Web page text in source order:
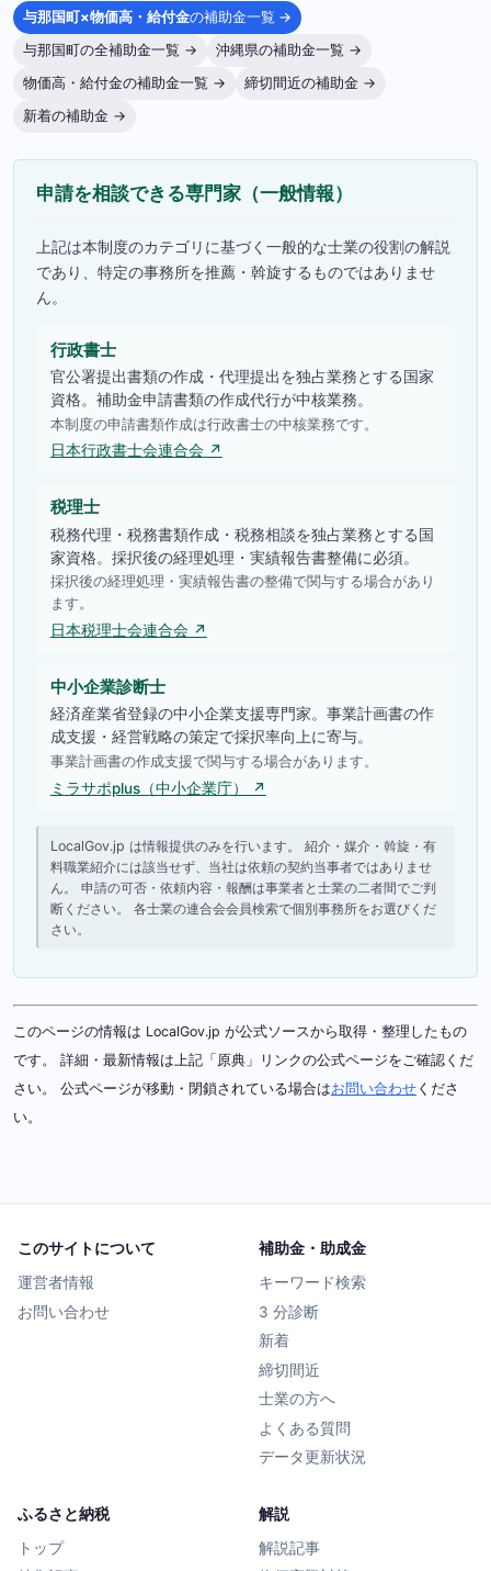
与那国町×物価高・給付金の補助金一覧 →
与那国町の全補助金一覧 →
沖縄県の補助金一覧 →
物価高・給付金の補助金一覧 →
締切間近の補助金 →
新着の補助金 →
申請を相談できる専門家（一般情報）
上記は本制度のカテゴリに基づく一般的な士業の役割の解説
であり、特定の事務所を推薦・斡旋するものではありませ
ん。
行政書士
官公署提出書類の作成・代理提出を独占業務とする国家
資格。補助金申請書類の作成代行が中核業務。
本制度の申請書類作成は行政書士の中核業務です。
日本行政書士会連合会 ↗
税理士
税務代理・税務書類作成・税務相談を独占業務とする国
家資格。採択後の経理処理・実績報告書整備に必須。
採択後の経理処理・実績報告書の整備で関与する場合があり
ます。
日本税理士会連合会 ↗
中小企業診断士
経済産業省登録の中小企業支援専門家。事業計画書の作
成支援・経営戦略の策定で採択率向上に寄与。
事業計画書の作成支援で関与する場合があります。
ミラサポplus（中小企業庁） ↗
LocalGov.jp は情報提供のみを行います。 紹介・媒介・斡旋・有
料職業紹介には該当せず、当社は依頼の契約当事者ではありませ
ん。 申請の可否・依頼内容・報酬は事業者と士業の二者間でご判
断ください。 各士業の連合会会員検索で個別事務所をお選びくだ
さい。
このページの情報は LocalGov.jp が公式ソースから取得・整理したもの
です。 詳細・最新情報は上記「原典」リンクの公式ページをご確認くだ
さい。 公式ページが移動・閉鎖されている場合はお問い合わせ くださ
い。
このサイトについて
運営者情報
お問い合わせ
補助金・助成金
キーワード検索
3 分診断
新着
締切間近
士業の方へ
よくある質問
データ更新状況
ふるさと納税
トップ
解説
解説記事